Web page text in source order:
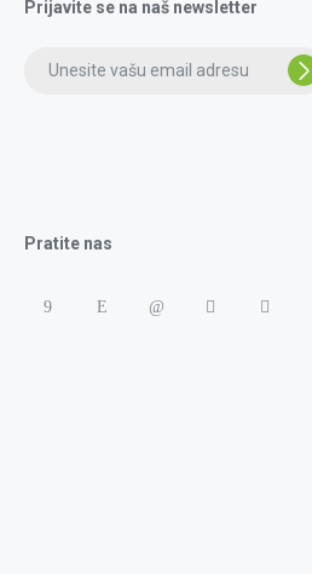
Prijavite se na naš newsletter
Pratite nas